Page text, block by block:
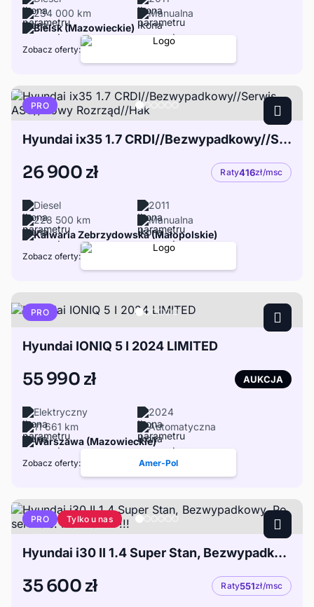
234 000 km
Manualna
Bielsk (Mazowieckie)
Zobacz oferty:
PRO
Hyundai ix35 1.7 CRDI//Bezwypadkowy//Serwis ASO//Nowy Rozrząd//Hak
26 900 zł Raty416zł/msc
Diesel
2011
228 500 km
Manualna
Kalwaria Zebrzydowska (Małopolskie)
Zobacz oferty:
PRO
Hyundai IONIQ 5 I 2024 LIMITED
55 990 zł AUKCJA
Elektryczny
2024
11 661 km
Automatyczna
Warszawa (Mazowieckie)
Zobacz oferty: Amer-Pol
PRO Tylko u nas
Hyundai i30 II 1.4 Super Stan, Bezwypadkowy, Po serwisie. POLECAM !!!
35 600 zł Raty551zł/msc